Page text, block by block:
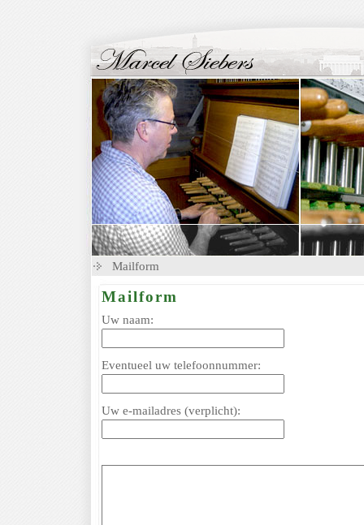
Mailform
Mailform
Uw naam:
Eventueel uw telefoonnummer:
Uw e-mailadres (verplicht):